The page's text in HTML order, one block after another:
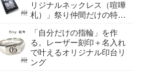
リジナルネックレス（喧嘩
札）」祭り仲間だけの特別
「自分だけの指輪」を作
る。レーザー刻印＋名入れ
で叶えるオリジナル印台リ
ング